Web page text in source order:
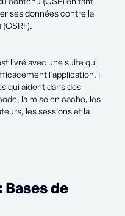
ses données contre la
livré avec une suite qui
l’application. Il
qui aident dans des
la mise en cache, les
les sessions et la
de